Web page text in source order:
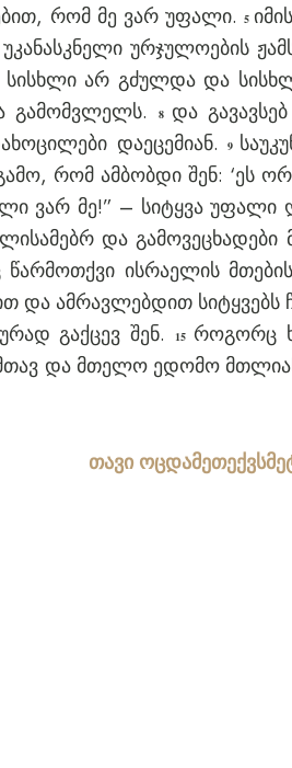
რომ მე ვარ უფალი. 5
ურჯულოების
არ გძულდა და
გამომვლელს.
8 და
დაეცემიან.
9
რომ ამბობდი შენ: ‘ეს
ვარ მე!” – სიტყვა უფალი
და გამოვეცხადები
ისრაელის
ამრავლებდით სიტყვებს
გაქცევ შენ. 15 როგორც
მთავ და მთელო ედომო
თავი